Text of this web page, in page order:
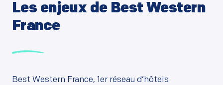
Les enjeux de Best Western
France
Best Western France, 1er réseau d’hôtels